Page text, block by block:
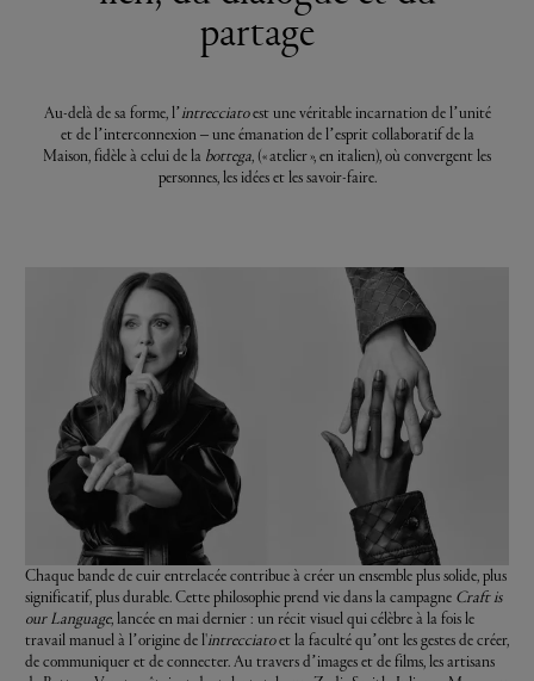
partage
Au-delà de sa forme, l’intrecciatoest une véritable incarnation de l’unité
et de l’interconnexion – une émanation de l’esprit collaboratif de la
Maison, fidèle à celui de la bottega, (« atelier », en italien), où convergent les
personnes, les idées et les savoir-faire.
Chaque bande de cuir entrelacée contribue à créer un ensemble plus solide, plus
significatif, plus durable. Cette philosophie prend vie dans la campagne Craft is
our Language, lancée en mai dernier : un récit visuel qui célèbre à la fois le
travail manuel à l’origine de l'intrecciatoet la faculté qu’ont les gestes de créer,
de communiquer et de connecter. Au travers d’images et de films, les artisans